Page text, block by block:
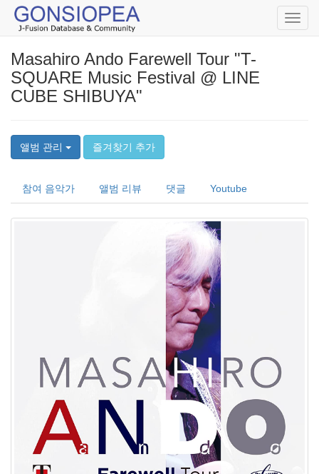
Masahiro Ando Farewell Tour "T-
SQUARE Music Festival @ LINE
CUBE SHIBUYA"
앨범 관리 즐겨찾기 추가
참여 음악가 앨범 리뷰 댓글 Youtube